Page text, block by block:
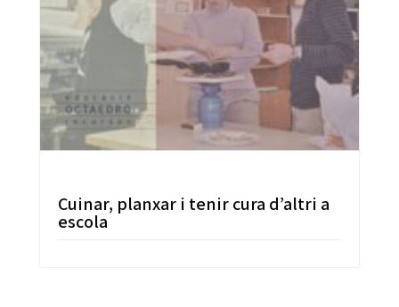
Cuinar, planxar i tenir cura d’altri a
escola